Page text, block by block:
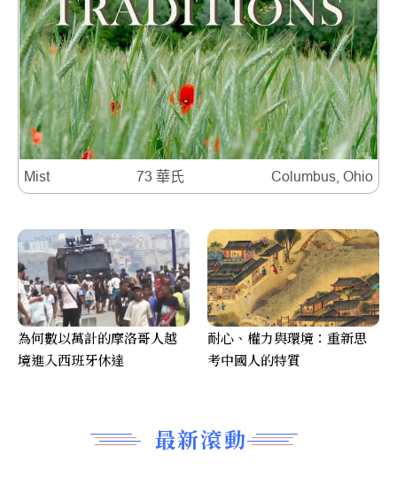
Mist 73 華氏 Columbus, Ohio
最新滾動
為何數以萬計的摩洛哥人越
境進入西班牙休達
耐心、權力與環境：重新思
考中國人的特質